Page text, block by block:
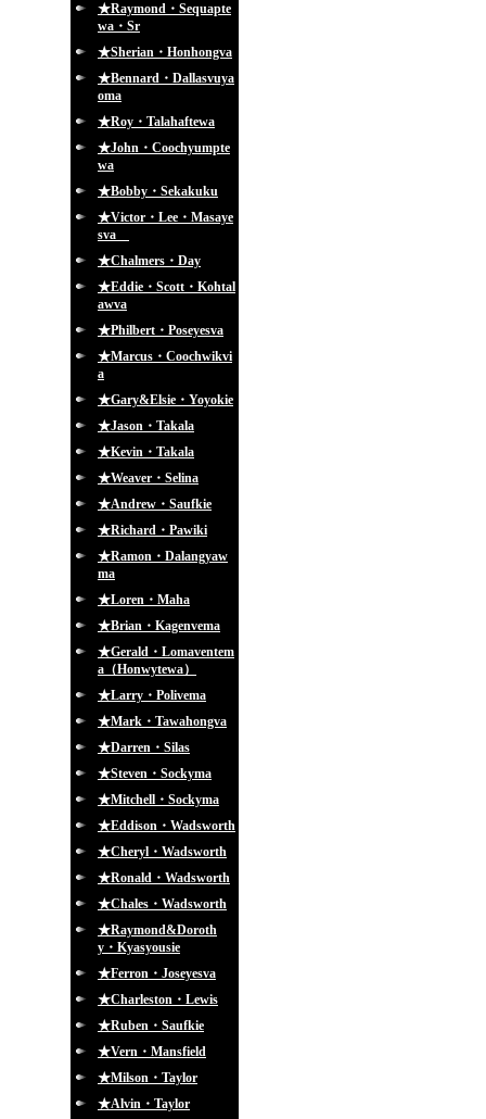
★Raymond・Sequapte
wa・Sr
★Sherian・Honhongva
★Bennard・Dallasvuya
oma
★Roy・Talahaftewa
★John・Coochyumpte
wa
★Bobby・Sekakuku
★Victor・Lee・Masaye
sva
★Chalmers・Day
★Eddie・Scott・Kohtal
awva
★Philbert・Poseyesva
★Marcus・Coochwikvi
a
★Gary&Elsie・Yoyokie
★Jason・Takala
★Kevin・Takala
★Weaver・Selina
★Andrew・Saufkie
★Richard・Pawiki
★Ramon・Dalangyaw
ma
★Loren・Maha
★Brian・Kagenvema
★Gerald・Lomaventem
a（Honwytewa）
★Larry・Polivema
★Mark・Tawahongva
★Darren・Silas
★Steven・Sockyma
★Mitchell・Sockyma
★Eddison・Wadsworth
★Cheryl・Wadsworth
★Ronald・Wadsworth
★Chales・Wadsworth
★Raymond&Doroth
y・Kyasyousie
★Ferron・Joseyesva
★Charleston・Lewis
★Ruben・Saufkie
★Vern・Mansfield
★Milson・Taylor
★Alvin・Taylor